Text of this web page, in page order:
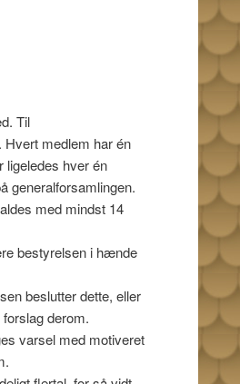
Til
Hvert medlem har én
ligeledes hver én
generalforsamlingen.
med mindst 14
bestyrelsen i hænde
beslutter dette, eller
derom.
varsel med motiveret